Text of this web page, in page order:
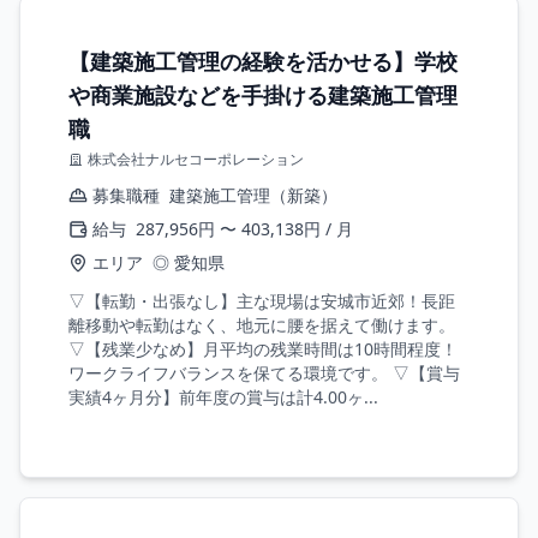
【建築施工管理の経験を活かせる】学校
や商業施設などを手掛ける建築施工管理
職
株式会社ナルセコーポレーション
募集職種 建築施工管理（新築）
給与 287,956円 〜 403,138円 / 月
エリア ◎ 愛知県
▽【転勤・出張なし】主な現場は安城市近郊！長距
離移動や転勤はなく、地元に腰を据えて働けます。
▽【残業少なめ】月平均の残業時間は10時間程度！
ワークライフバランスを保てる環境です。 ▽【賞与
実績4ヶ月分】前年度の賞与は計4.00ヶ...